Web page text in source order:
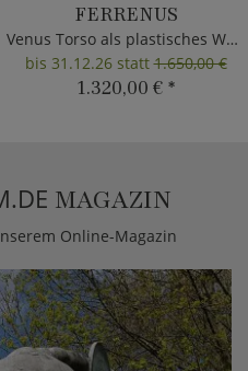
FERRENUS
Venus Torso als plastisches Wandrelief
bis 31.12.26 statt1.650,00 €
1.320,00 € *
MAGAZIN
Online-Magazin